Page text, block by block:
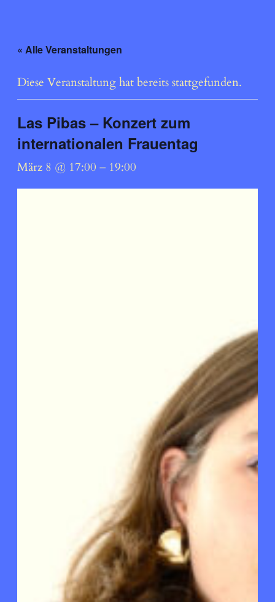
« Alle Veranstaltungen
Diese Veranstaltung hat bereits stattgefunden.
Las Pibas – Konzert zum
internationalen Frauentag
März 8 @ 17:00 – 19:00